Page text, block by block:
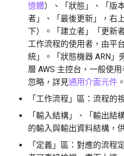
憶體）、「狀態」、「版
者」、「最後更新」，右
下）。「建立者」「更新
工作流程的使用者，由平
統」。「狀態機器 ARN」
層 AWS 主控台，一般使
忽略，詳見通用介面元件。
「工作流程」區：流程的
「輸入結構」、「輸出結
的輸入與輸出資料結構，
「定義」區：對應的流程